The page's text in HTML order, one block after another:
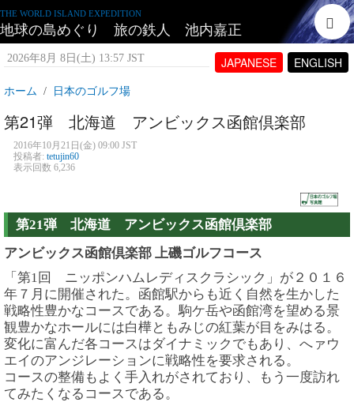
THE WORLD ISLAND EXPEDITION
地球の島めぐり 旅の鉄人 池内嘉正
JAPANESE ENGLISH
2026年8月 8日(土) 13:57 JST
ホーム 日本のゴルフ場
第21弾 北海道 アンビックス函館倶楽部
2016年10月21日(金) 09:00 JST
投稿者: tetujin60
表示回数 6,236
第21弾 北海道 アンビックス函館倶楽部
アンビックス函館倶楽部 上磯ゴルフコース
「第1回 ニッポンハムレディスクラシック」が２０１６
年７月に開催された。函館駅からも近く自然を生かした
戦略性豊かなコースである。駒ケ岳や函館湾を望める景
観豊かなホールには白樺ともみじの紅葉が目をみはる。
変化に富んだ各コースはダイナミックでもあり、へァウ
エイのアンジレーションに戦略性を要求される。
コースの整備もよく手入れがされており、もう一度訪れ
てみたくなるコースである。